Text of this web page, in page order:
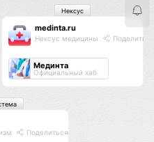
restart360_poisk_talents
medinta.ru
Нексус медицины Поделиться
Мединта
Официальный хаб
Нексус
Поделиться